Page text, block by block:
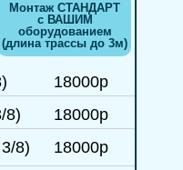
8)
8)
18000р
18000р
18000р
Монтаж СТАНДАРТ
с ВАШИМ
оборудованием
(длина трассы до 3м)